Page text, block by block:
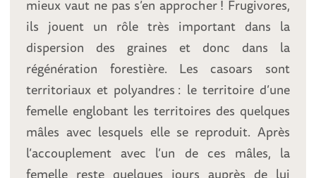
mieux vaut ne pas s’en approcher ! Frugivores,
ils jouent un rôle très important dans la
dispersion des graines et donc dans la
régénération forestière. Les casoars sont
territoriaux et polyandres : le territoire d’une
femelle englobant les territoires des quelques
mâles avec lesquels elle se reproduit. Après
l’accouplement avec l’un de ces mâles, la
femelle reste quelques jours auprès de lui